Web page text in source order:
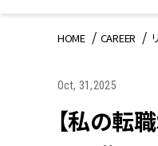
HOME CAREER
Oct, 31,2025
【私の転